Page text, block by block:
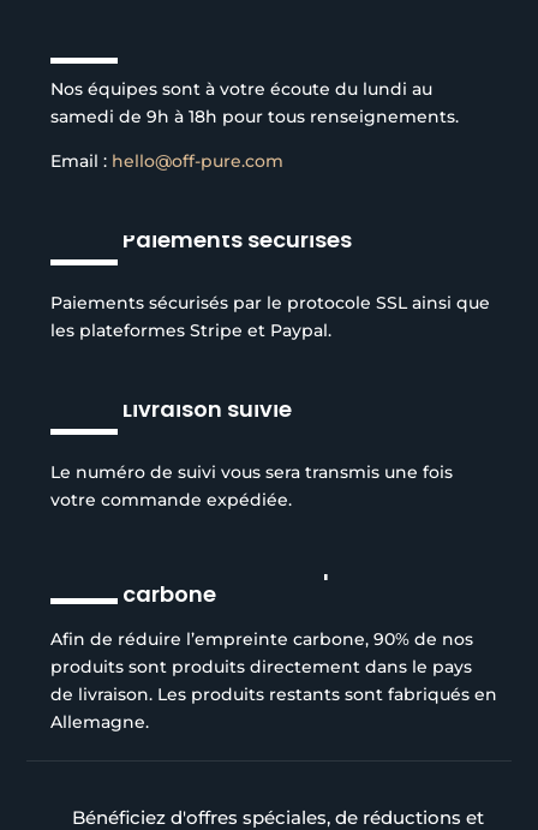
Nos équipes sont à votre écoute du lundi au
samedi de 9h à 18h pour tous renseignements.
Email : hello@off-pure.com
Paiements sécurisés
Paiements sécurisés par le protocole SSL ainsi que
les plateformes Stripe et Paypal.
Livraison suivie
Le numéro de suivi vous sera transmis une fois
votre commande expédiée.
Réduction de l’empreinte
carbone
Afin de réduire l’empreinte carbone, 90% de nos
produits sont produits directement dans le pays
de livraison. Les produits restants sont fabriqués en
Allemagne.
Bénéficiez d'offres spéciales, de réductions et